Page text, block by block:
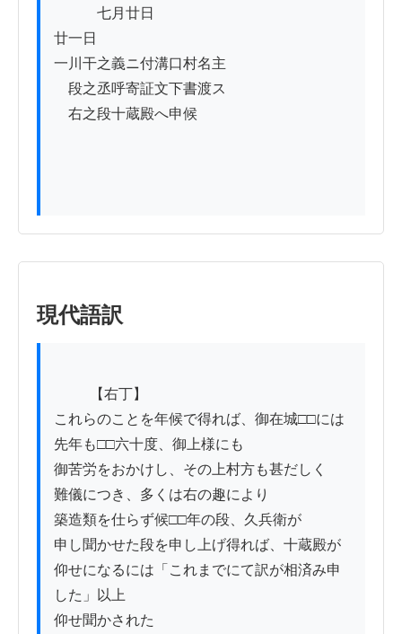
七月廿日
廿一日
一川干之義ニ付溝口村名主
段之丞呼寄証文下書渡ス
右之段十蔵殿へ申候
現代語訳
これらのことを年候で得れば、御在城□□には
先年も□□六十度、御上様にも
御苦労をおかけし、その上村方も甚だしく
難儀につき、多くは右の趣により
築造類を仕らず候□□年の段、久兵衛が
申し聞かせた段を申し上げ得れば、十蔵殿が
仰せになるには「これまでにて訳が相済み申
した」以上
仰せ聞かされた